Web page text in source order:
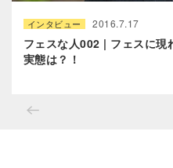
インタビュー 2016.7.17
フェスな人002 | フェスに現
実態は？！